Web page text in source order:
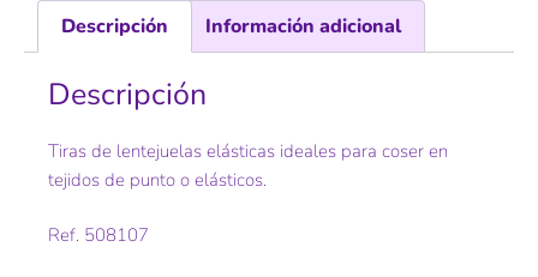
Descripción Información adicional
Descripción
Tiras de lentejuelas elásticas ideales para coser en
tejidos de punto o elásticos.
Ref. 508107